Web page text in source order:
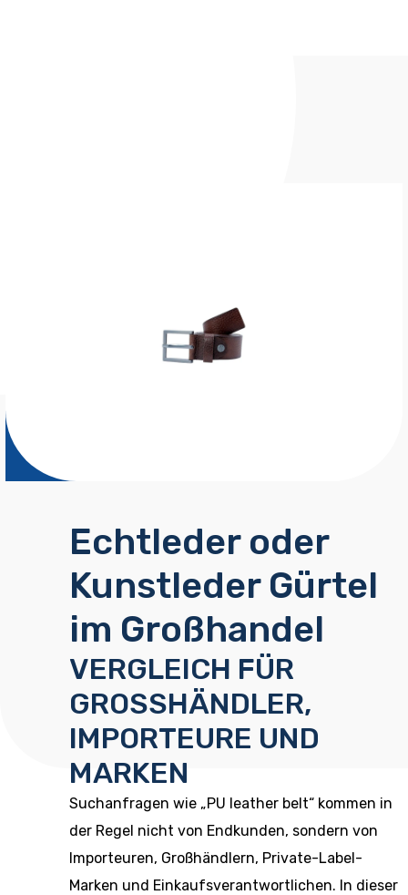
Echtleder oder
Kunstleder Gürtel
im Großhandel
VERGLEICH FÜR
GROSSHÄNDLER,
IMPORTEURE UND
MARKEN
Suchanfragen wie „PU leather belt“ kommen in
der Regel nicht von Endkunden, sondern von
Importeuren, Großhändlern, Private-Label-
Marken und Einkaufsverantwortlichen. In dieser